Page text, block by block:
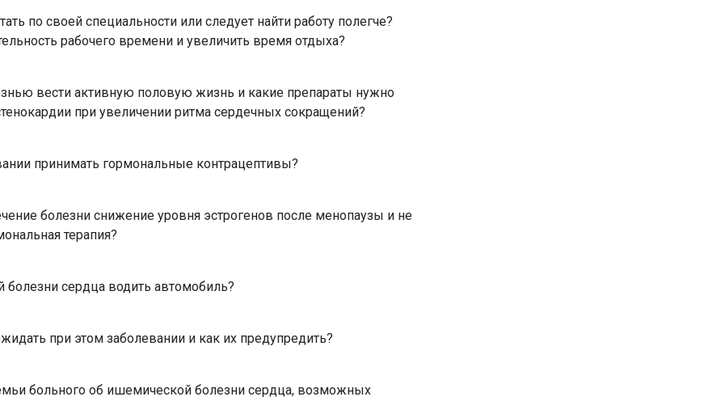
по своей специальности или следует найти работу полегче?
рабочего времени и увеличить время отдыха?
вести активную половую жизнь и какие препараты нужно
при увеличении ритма сердечных сокращений?
принимать гормональные контрацептивы?
болезни снижение уровня эстрогенов после менопаузы и не
терапия?
сердца водить автомобиль?
при этом заболевании и как их предупредить?
больного об ишемической болезни сердца, возможных